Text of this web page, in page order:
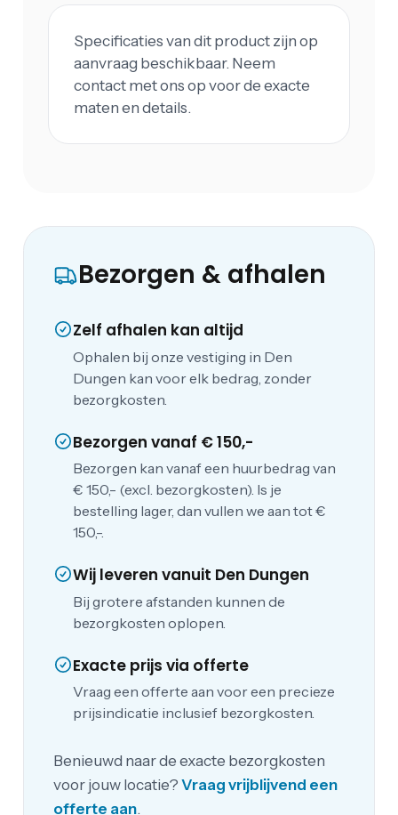
Specificaties van dit product zijn op
aanvraag beschikbaar. Neem
contact met ons op voor de exacte
maten en details.
Bezorgen & afhalen
Zelf afhalen kan altijd
Ophalen bij onze vestiging in Den
Dungen kan voor elk bedrag, zonder
bezorgkosten.
Bezorgen vanaf € 150,-
Bezorgen kan vanaf een huurbedrag van
€ 150,- (excl. bezorgkosten). Is je
bestelling lager, dan vullen we aan tot €
150,-.
Wij leveren vanuit Den Dungen
Bij grotere afstanden kunnen de
bezorgkosten oplopen.
Exacte prijs via offerte
Vraag een offerte aan voor een precieze
prijsindicatie inclusief bezorgkosten.
Benieuwd naar de exacte bezorgkosten
voor jouw locatie?Vraag vrijblijvend een
offerte aan.